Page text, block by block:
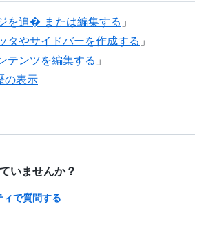
を追� または編集する 」
タやサイドバーを作成する 」
テンツを編集する 」
の表示
いませんか？
で質問する